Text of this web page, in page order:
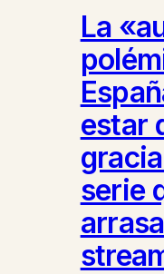
La
estar
serie